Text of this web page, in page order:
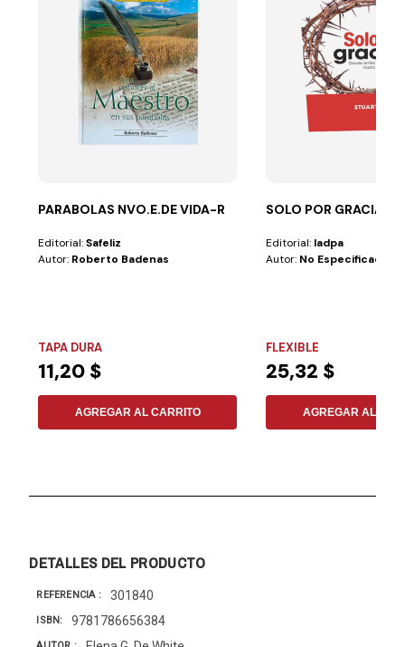
PARABOLAS NVO.E.DE VIDA-R
Editorial:Safeliz
Autor: Roberto Badenas
TAPA DURA
11,20 $
AGREGAR AL CARRITO
SOLO POR GRACIA
Editorial: Iadpa
Autor: No Especificado
FLEXIBLE
25,32 $
AGREGAR AL
DETALLES DEL PRODUCTO
REFERENCIA 301840
ISBN 9781786656384